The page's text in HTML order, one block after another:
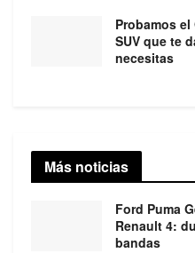
Probamos
SUV que te
necesitas
Más noticias
Ford Puma
Renault 4:
bandas